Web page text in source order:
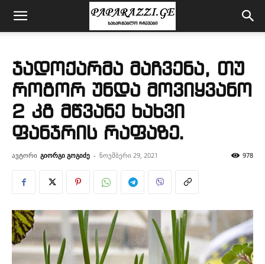
ჯადოქარმა მაჩვენა, თუ
როგორ უნდა მოვიყვანო
2 კგ მწვანე ხახვი
ფანჯრის რაფაზე.
ავტორი გიორგი გოგიძე - ნოემბერი 29, 2021 978